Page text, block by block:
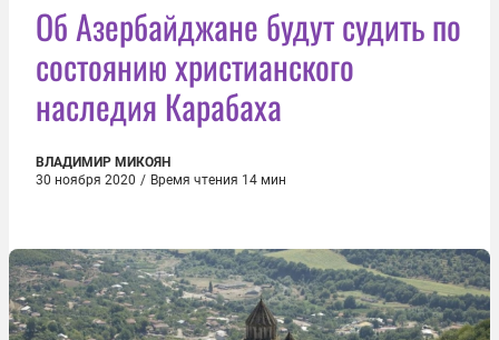
Об Азербайджане будут судить по
состоянию христианского
наследия Карабаха
ВЛАДИМИР МИКОЯН
30 ноября 2020 / Время чтения 14 мин